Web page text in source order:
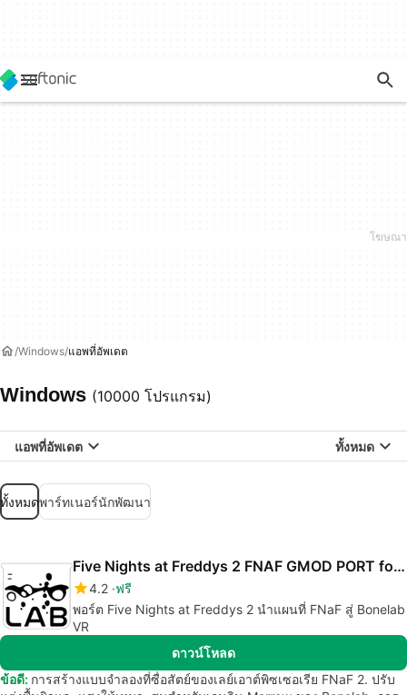
Windows แอพที่อัพเดต
Windows (10000 โปรแกรม)
แอพที่อัพเดต ทั้งหมด
ทั้งหมดพาร์ทเนอร์นักพัฒนา
Five Nights at Freddys 2 FNAF GMOD PORT for Bonelab
4.2 ฟรี
พอร์ต Five Nights at Freddys 2 นำแผนที่ FNaF สู่ Bonelab
VR
ดาวน์โหลด
ข้อดี: การสร้างแบบจำลองที่ซื่อสัตย์ของเลย์เอาต์พิซเซอเรีย FNaF 2. ปรับ